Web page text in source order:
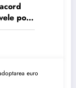
pot